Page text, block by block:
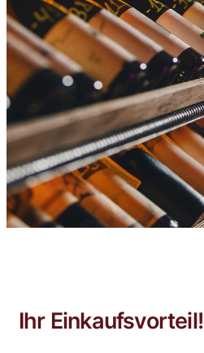
Ihr Einkaufsvorteil!